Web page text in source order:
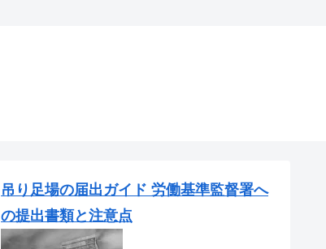
吊り足場の届出ガイド 労働基準監督署へ
の提出書類と注意点